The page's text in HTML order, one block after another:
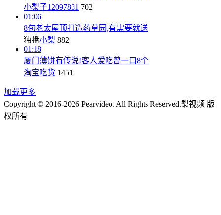
小梨子12097831 702
01:06
8旬老太屋顶打造药草园,有需要就送
独播小梨 882
01:18
厦门薄饼有传说!客人爱吃曾一口8个
淘宝吃货 1451
加载更多
Copyright © 2016-2026 Pearvideo. All Rights Reserved.梨视频 版
权所有